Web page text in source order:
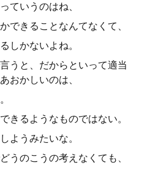
ていうのはね、
できることなんてなくて、
しかないよね。
うと、だからといって適当
おかしいのは、
きるようなものではない。
ようみたいな。
うのこうの考えなくても、